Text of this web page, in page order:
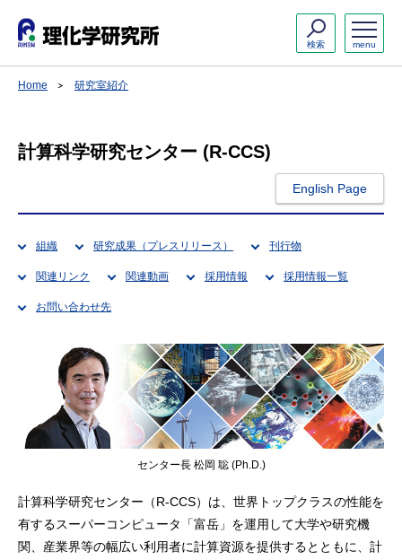
menu
検索
Home 研究室紹介
計算科学研究センター (R-CCS)
English Page
組織 研究成果（プレスリリース） 刊行物
関連リンク 関連動画 採用情報 採用情報一覧
お問い合わせ先
センター長 松岡 聡 (Ph.D.)
計算科学研究センター（R-CCS）は、世界トップクラスの性能を
有するスーパーコンピュータ「富岳」を運用して大学や研究機
関、産業界等の幅広い利用者に計算資源を提供するとともに、計